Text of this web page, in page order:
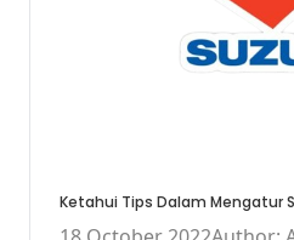
Ketahui Tips Dalam Mengatur